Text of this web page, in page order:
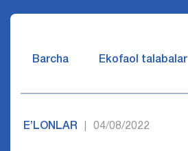
Barcha Ekofaol talabalar
E’LONLAR 04/08/2022